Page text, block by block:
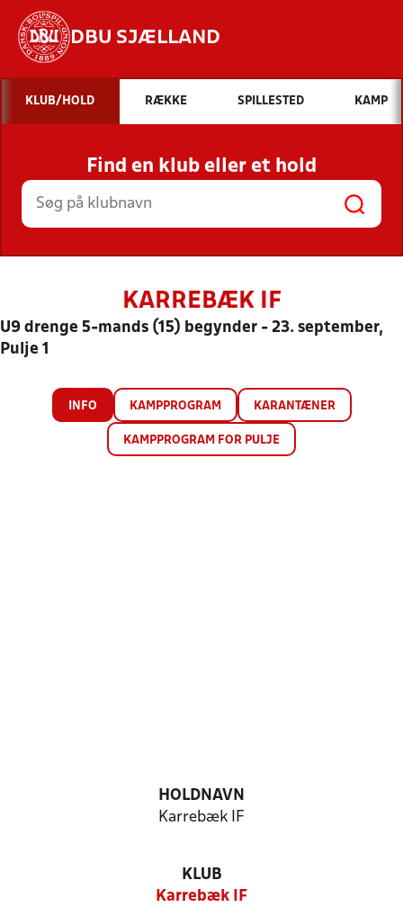
DBU SJÆLLAND
Hvad vil du søge efter?
INDHOLD OG NYHEDER
STILLINGER, RESULTATER, KLUBBER OG
HOLD
KLUB/HOLD RÆKKE SPILLESTED KAMP
Find en klub eller et hold
KARREBÆK IF
U9 drenge 5-mands (15) begynder - 23. september,
Pulje 1
INFO KAMPPROGRAM KARANTÆNER
KAMPPROGRAM FOR PULJE
HOLDNAVN
Karrebæk IF
KLUB
Karrebæk IF